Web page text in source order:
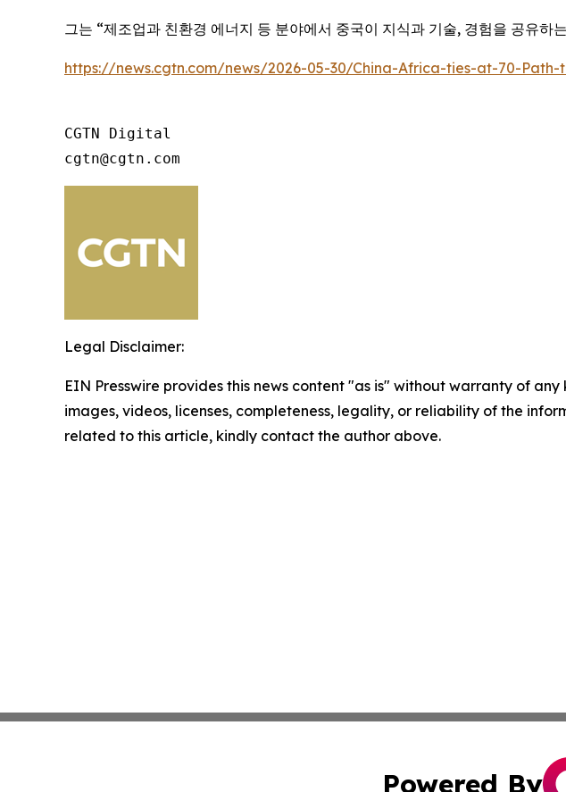
그는 “제조업과 친환경 에너지 등 분야에서 중국이 지식과 기술, 경험을 공유
https://news.cgtn.com/news/2026-05-30/China-Africa-ties-at-70-
CGTN Digital
cgtn@cgtn.com
Legal Disclaimer:
EIN Presswire provides this news content "as is" without warranty of
images, videos, licenses, completeness, legality, or reliability of the
related to this article, kindly contact the author above.
Powered By